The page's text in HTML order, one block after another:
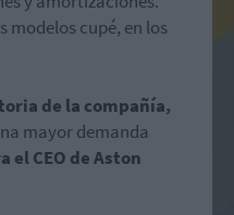
modelos cupé, en los
de la compañía,
mayor demanda
el CEO de Aston